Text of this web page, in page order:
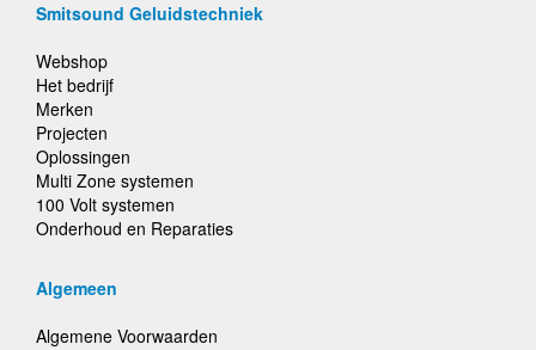
Smitsound Geluidstechniek
Webshop
Het bedrijf
Merken
Projecten
Oplossingen
Multi Zone systemen
100 Volt systemen
Onderhoud en Reparaties
Algemeen
Algemene Voorwaarden